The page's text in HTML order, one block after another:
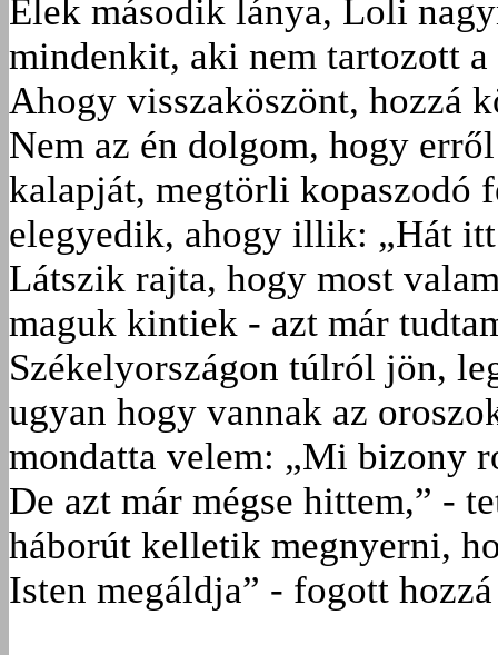
Elek második lánya, Loli
mindenkit, aki nem tartozott
Ahogy visszaköszönt, hozzá
Nem az én dolgom, hogy
kalapját, megtörli kopaszodó
elegyedik, ahogy illik: „Hát
Látszik rajta, hogy most
maguk kintiek - azt már
Székelyországon túlról jön,
ugyan hogy vannak az
mondatta velem: „Mi bizony
De azt már mégse hittem,” -
háborút kelletik megnyerni,
Isten megáldja” - fogott